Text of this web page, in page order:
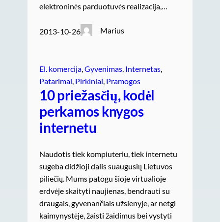
elektroninės parduotuvės realizacija,…
2013-10-26 Marius
El. komercija Gyvenimas Internetas
Patarimai Pirkiniai Pramogos
10 priežasčių, kodėl
perkamos knygos
internetu
Naudotis tiek kompiuteriu, tiek internetu
sugeba didžioji dalis suaugusių Lietuvos
piliečių. Mums patogu šioje virtualioje
erdvėje skaityti naujienas, bendrauti su
draugais, gyvenančiais užsienyje, ar netgi
kaimynystėje, žaisti žaidimus bei vystyti